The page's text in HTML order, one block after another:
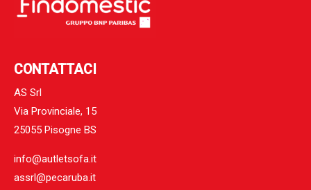
CONTATTACI
AS Srl
Via Provinciale, 15
25055 Pisogne BS
info@autletsofa.it
assrl@pecaruba.it